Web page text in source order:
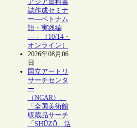
アジア資料書
誌作成セミナ
ー―ベトナム
語・実践編
―」（10/14・
オンライン）
2026年08月06
日
国立アートリ
サーチセンタ
ー
（NCAR）、
「全国美術館
収蔵品サーチ
「SHŪZŌ」活